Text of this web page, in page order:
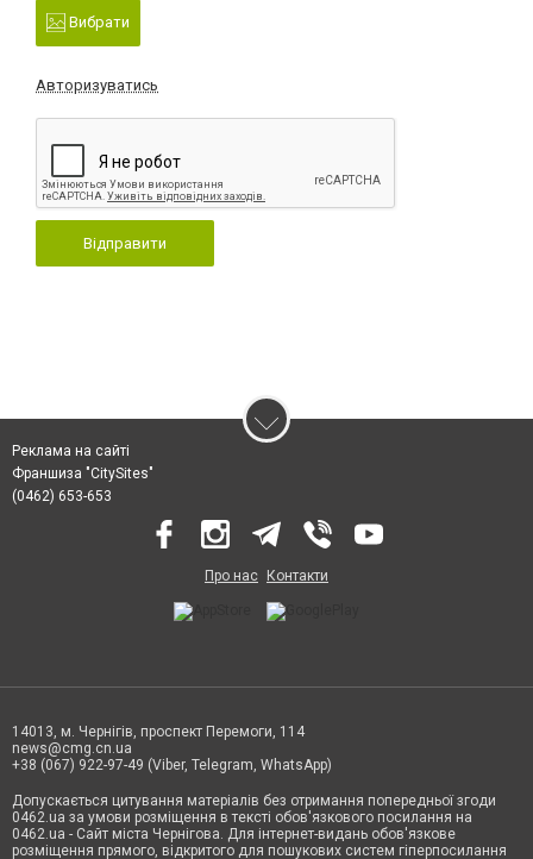
Вибрати
Авторизуватись
Відправити
Реклама на сайті
Франшиза "CitySites"
(0462) 653-653
Про нас Контакти
14013, м. Чернігів, проспект Перемоги, 114
news@cmg.cn.ua
+38 (067) 922-97-49 (Viber, Telegram, WhatsApp)
Допускається цитування матеріалів без отримання попередньої згоди
0462.ua за умови розміщення в тексті обов'язкового посилання на
0462.ua - Сайт міста Чернігова. Для інтернет-видань обов'язкове
розміщення прямого, відкритого для пошукових систем гіперпосилання